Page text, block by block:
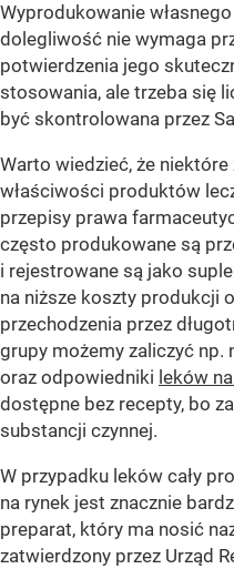
Wyprodukowanie
dolegliwość nie wymaga
potwierdzenia jego
stosowania, ale trzeba się
być skontrolowana przez
Warto wiedzieć, że
właściwości produktów
przepisy prawa
często produkowane są
i rejestrowane są jako
na niższe koszty produkcji
przechodzenia przez
grupy możemy zaliczyć
oraz odpowiedniki leków
dostępne bez recepty, bo
substancji czynnej.
W przypadku leków cały
na rynek jest znacznie
preparat, który ma nosić
zatwierdzony przez Urząd